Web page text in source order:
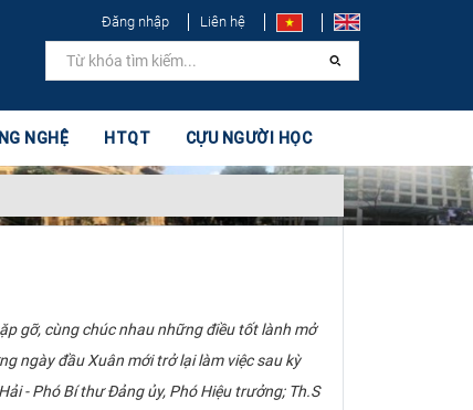
Đăng nhập Liên hệ
NGHỆ HTQT CỰU NGƯỜI HỌC
gỡ, cùng chúc nhau những điều tốt lành mở
ngày đầu Xuân mới trở lại làm việc sau kỳ
- Phó Bí thư Đảng ủy, Phó Hiệu trưởng; Th.S